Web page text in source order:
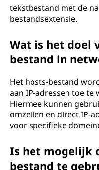
tekstbestand met de
bestandsextensie.
Wat is het doel
bestand in
Het hosts-bestand
aan IP-adressen toe te
Hiermee kunnen
omzeilen en direct IP-
voor specifieke
Is het mogelijk
bestand te